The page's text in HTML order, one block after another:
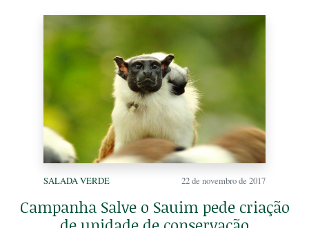
SALADA VERDE 22 de novembro de 2017
Campanha Salve o Sauim pede criação